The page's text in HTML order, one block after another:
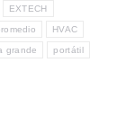
EXTECH
HVAC
grande portátil